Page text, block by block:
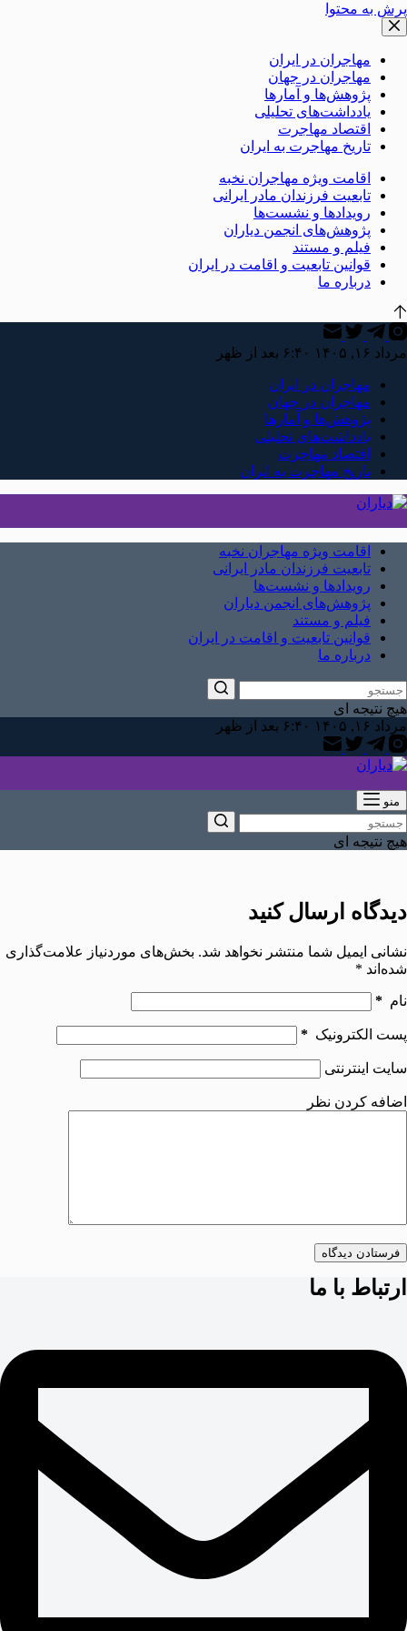
پرش به محتوا
مهاجران در ایران
مهاجران در جهان
پژوهش‌ها و آمارها
یادداشت‌های تحلیلی
اقتصاد مهاجرت
تاریخ مهاجرت به ایران
اقامت ویژه مهاجران نخبه
تابعیت فرزندان مادر ایرانی
رویدادها و نشست‌ها
پژوهش‌های انجمن دیاران
فیلم و مستند
قوانین تابعیت و اقامت در ایران
درباره ما
مرداد ۱۶, ۱۴۰۵ ۶:۴۰ بعد از ظهر
مهاجران در ایران
مهاجران در جهان
پژوهش‌ها و آمارها
یادداشت‌های تحلیلی
اقتصاد مهاجرت
تاریخ مهاجرت به ایران
اقامت ویژه مهاجران نخبه
تابعیت فرزندان مادر ایرانی
رویدادها و نشست‌ها
پژوهش‌های انجمن دیاران
فیلم و مستند
قوانین تابعیت و اقامت در ایران
درباره ما
هیچ نتیجه ای
مرداد ۱۶, ۱۴۰۵ ۶:۴۰ بعد از ظهر
منو
هیچ نتیجه ای
دیدگاه ارسال کنید
نشانی ایمیل شما منتشر نخواهد شد. بخش‌های موردنیاز علامت‌گذاری
شده‌اند *
نام *
پست الکترونیک *
سایت اینترنتی
اضافه کردن نظر
فرستادن دیدگاه
ارتباط با ما